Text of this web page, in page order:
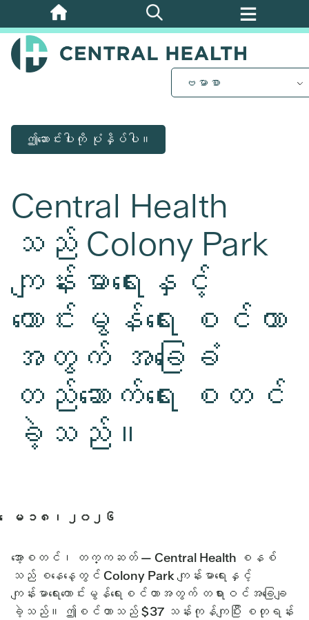
အဓိက
အကြောင်းအရာ
သို့
ဗမာစာ
ဤဆောင်းပါးကို ပုံနှိပ်ပါ။
Central Health
သည် Colony Park
ကျန်းမာရေးနှင့်
ကောင်းမွန်ရေး စင်တာ
အတွက် အခြေခံ
တည်ဆောက်ရေး စတင်
ခဲ့သည်။
ေမ ၁၈၊​ ၂၀၂၆
အော့စတင်၊ တက္ကဆတ် — Central Health စနစ်
သည် စနေနေ့တွင် Colony Park ကျန်းမာရေးနှင့်
ကျန်းမာရေးကောင်းမွန်ရေးစင်တာအတွက် တရားဝင်အခြေချ
ခဲ့သည်။ ဤစင်တာသည် $37 သန်းကုန်ကျပြီး စတုရန်း